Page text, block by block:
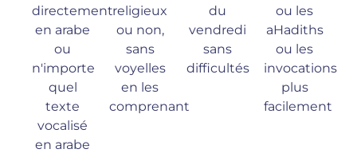
directement
en arabe
ou
n'importe
quel
texte
vocalisé
en arabe
religieux
ou non,
sans
voyelles
en les
comprenant
du
vendredi
sans
difficultés
ou les
aHadiths
ou les
invocations
plus
facilement